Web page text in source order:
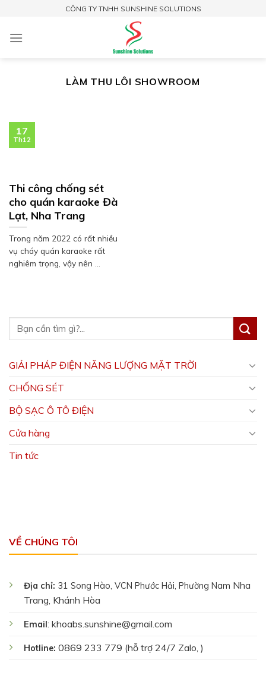
content
CÔNG TY TNHH SUNSHINE SOLUTIONS
LÀM THU LÔI SHOWROOM
Thi công chống sét
cho quán karaoke Đà
Lạt, Nha Trang
Trong năm 2022 có rất nhiều
vụ cháy quán karaoke rất
nghiêm trọng, vậy nên ...
17
Th12
GIẢI PHÁP ĐIỆN NĂNG LƯỢNG MẶT TRỜI
CHỐNG SÉT
BỘ SẠC Ô TÔ ĐIỆN
Cửa hàng
Tin tức
VỀ CHÚNG TÔI
Địa chỉ: 31 Song Hào, VCN Phước Hải, Phường Nam Nha
Trang, Khánh Hòa
Email : khoabs.sunshine@gmail.com
Hotline: 0869 233 779 (hỗ trợ 24/7 Zalo, )